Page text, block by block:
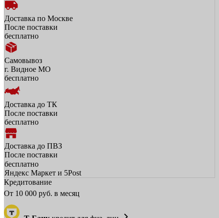
Доставка по Москве
После поставки
бесплатно
Самовывоз
г. Видное МО
бесплатно
Доставка до ТК
После поставки
бесплатно
Доставка до ПВЗ
После поставки
бесплатно
Яндекс Маркет и 5Post
Кредитование
От 10 000 руб. в месяц